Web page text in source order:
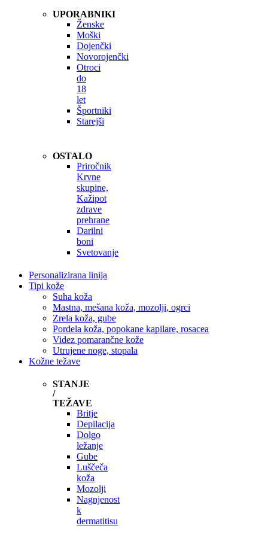
UPORABNIKI
Ženske
Moški
Dojenčki
Novorojenčki
Otroci
do
18
let
Športniki
Starejši
OSTALO
Priročnik
Krvne
skupine,
Kažipot
zdrave
prehrane
Darilni
boni
Svetovanje
Personalizirana linija
Tipi kože
Suha koža
Mastna, mešana koža, mozolji, ogrci
Zrela koža, gube
Pordela koža, popokane kapilare, rosacea
Videz pomarančne kože
Utrujene noge, stopala
Kožne težave
STANJE
/
TEŽAVE
Britje
Depilacija
Dolgo
ležanje
Gube
Luščeča
koža
Mozolji
Nagnjenost
k
dermatitisu